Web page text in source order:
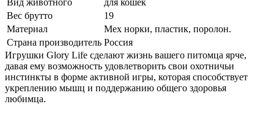
Вид животного
для кошек
Вес брутто
19
Материал
Мех норки, пластик, поролон.
Страна производитель Россия
Игрушки Glory Life сделают жизнь вашего питомца ярче,
давая ему возможность удовлетворить свои охотничьи
инстинкты в форме активной игры, которая способствует
укреплению мышц и поддержанию общего здоровья
любимца.